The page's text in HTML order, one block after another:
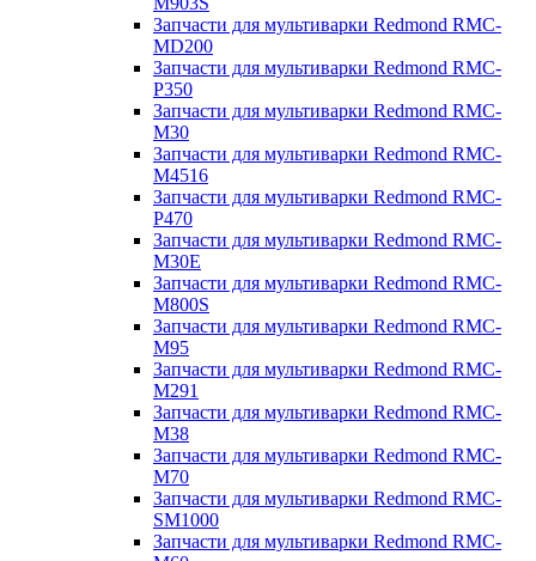
Запчасти для мультиварки Redmond RMC-
MD200
Запчасти для мультиварки Redmond RMC-
P350
Запчасти для мультиварки Redmond RMC-
M30
Запчасти для мультиварки Redmond RMC-
M4516
Запчасти для мультиварки Redmond RMC-
P470
Запчасти для мультиварки Redmond RMC-
M30E
Запчасти для мультиварки Redmond RMC-
M800S
Запчасти для мультиварки Redmond RMC-
M95
Запчасти для мультиварки Redmond RMC-
M291
Запчасти для мультиварки Redmond RMC-
M38
Запчасти для мультиварки Redmond RMC-
M70
Запчасти для мультиварки Redmond RMC-
SM1000
Запчасти для мультиварки Redmond RMC-